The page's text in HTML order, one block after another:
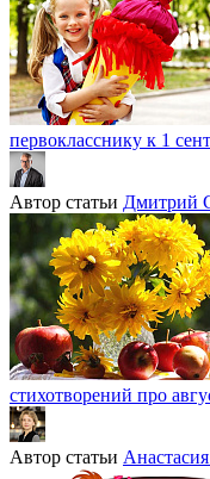
первокласснику к 1
Автор статьи Дмитрий
стихотворений про
Автор статьи